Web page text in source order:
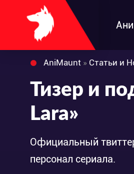
AniMaunt » Статьи и
Тизер и
Lara»
Официальный
персонал сериала.